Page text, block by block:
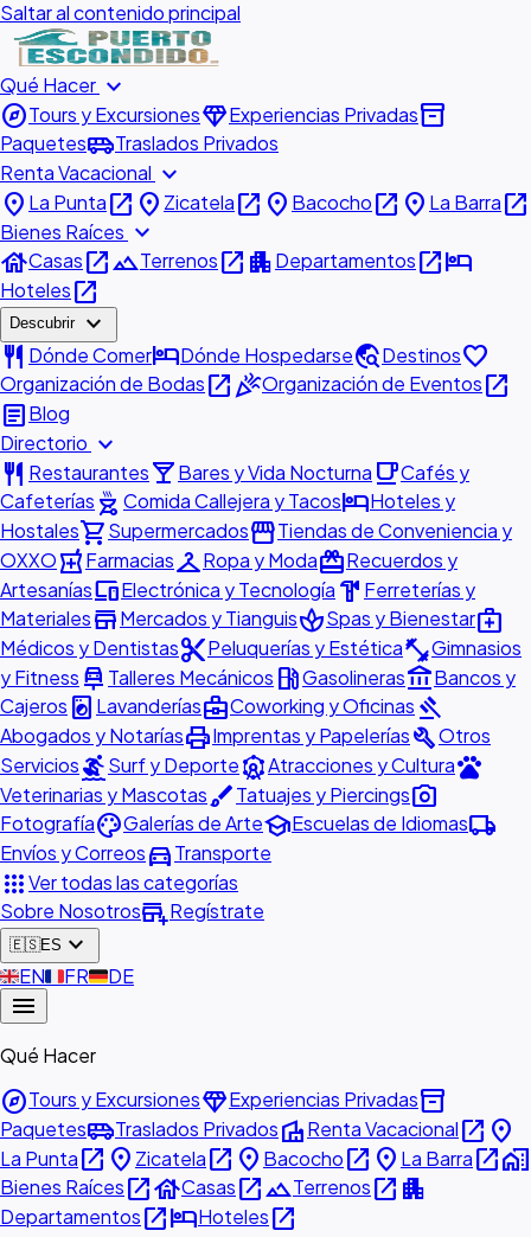
Saltar al contenido principal
Qué Hacer expand_more
exploreTours y ExcursionesdiamondExperiencias Privadasinventory_2
Paquetesairport_shuttleTraslados Privados
Renta Vacacional expand_more
place La Puntaopen_in_new place Zicatelaopen_in_new place Bacochoopen_in_new place La Barraopen_in_new
Bienes Raíces expand_more
houseCasasopen_in_newlandscapeTerrenosopen_in_new apartmentDepartamentosopen_in_newhotel
Hotelesopen_in_new
Descubrir expand_more
restaurant Dónde ComerhotelDónde Hospedarsetravel_exploreDestinosfavorite
Organización de Bodasopen_in_newcelebrationOrganización de Eventosopen_in_new
articleBlog
Directorio expand_more
restaurant Restauranteslocal_barBares y Vida Nocturna local_cafeCafés y
Cafeterías outdoor_grill Comida Callejera y TacoshotelHoteles y
Hostalesshopping_cartSupermercadosstorefrontTiendas de Conveniencia y
OXXOlocal_pharmacyFarmaciascheckroomRopa y ModaredeemRecuerdos y
ArtesaníasdevicesElectrónica y Tecnología hardware Ferreterías y
MaterialesstoreMercados y TianguisspaSpas y Bienestarmedical_services
Médicos y Dentistascontent_cutPeluquerías y Estéticafitness_centerGimnasios
y Fitness car_repair Talleres Mecánicos local_gas_stationGasolinerasaccount_balanceBancos y
Cajeros local_laundry_service Lavanderíasbusiness_centerCoworking y Oficinas gavel
Abogados y NotaríasprintImprentas y PapeleríasbuildOtros
ServiciossurfingSurf y DeporteattractionsAtracciones y Culturapets
Veterinarias y MascotasbrushTatuajes y Piercingsphoto_camera
FotografíapaletteGalerías de ArteschoolEscuelas de Idiomaslocal_shipping
Envíos y Correosdirections_carTransporte
appsVer todas las categorías
Sobre Nosotrosadd_businessRegístrate
🇪🇸ES expand_more
🇬🇧EN🇫🇷FR🇩🇪DE
menu
Qué Hacer
exploreTours y ExcursionesdiamondExperiencias Privadasinventory_2
Paquetesairport_shuttleTraslados PrivadosvillaRenta Vacacionalopen_in_new place
La Puntaopen_in_new place Zicatelaopen_in_new place Bacochoopen_in_new place La Barraopen_in_newhome_work
Bienes Raícesopen_in_newhouseCasasopen_in_newlandscapeTerrenosopen_in_new apartment
Departamentosopen_in_newhotelHotelesopen_in_new